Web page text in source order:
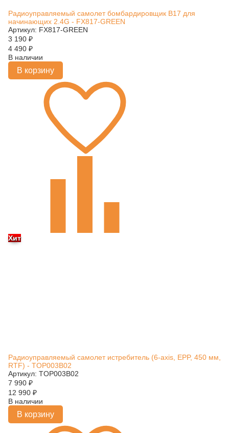
Радиоуправляемый самолет бомбардировщик B17 для
начинающих 2.4G - FX817-GREEN
Артикул: FX817-GREEN
3 190 ₽
4 490 ₽
В наличии
В корзину
Хит
Радиоуправляемый самолет истребитель (6-axis, EPP, 450 мм,
RTF) - TOP003B02
Артикул: TOP003B02
7 990 ₽
12 990 ₽
В наличии
В корзину